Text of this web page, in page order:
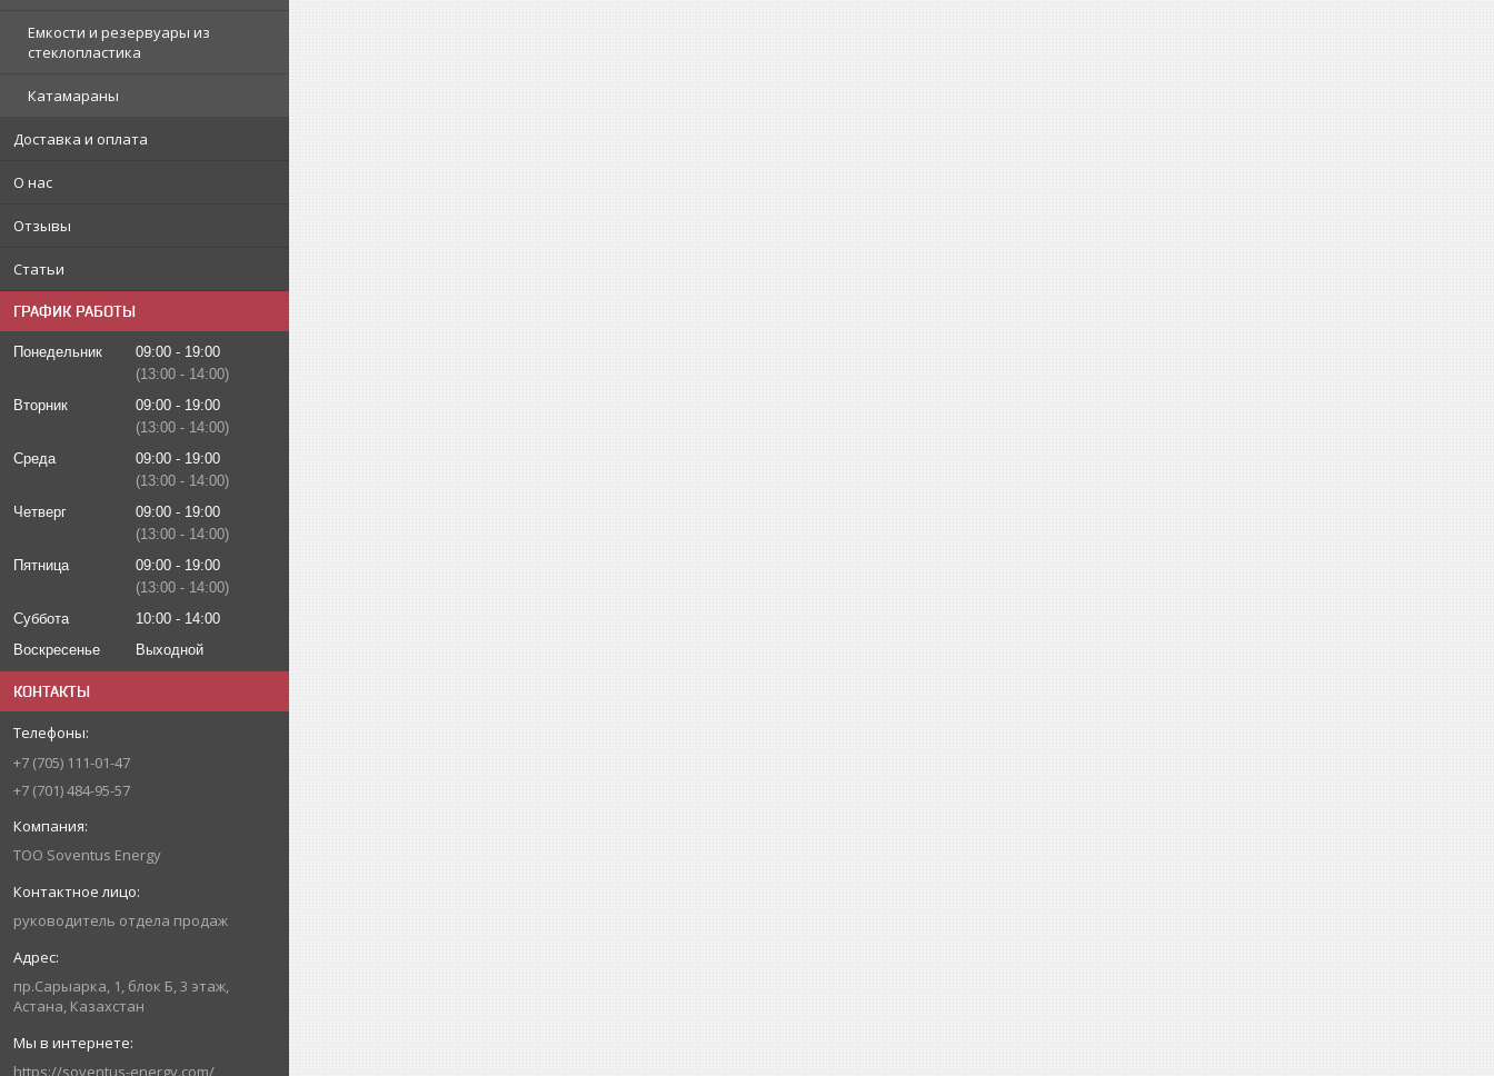
Емкости и резервуары из
стеклопластика
Катамараны
Доставка и оплата
О нас
Отзывы
Статьи
ГРАФИК РАБОТЫ
Понедельник 09:00
19:00
13:00
14:00
Вторник
09:00
19:00
13:00
14:00
Среда
09:00
19:00
13:00
14:00
Четверг
09:00
19:00
13:00
14:00
Пятница
09:00
19:00
13:00
14:00
Суббота
10:00
14:00
Воскресенье
Выходной
КОНТАКТЫ
+7 (705) 111-01-47
+7 (701) 484-95-57
ТОО Soventus Energy
руководитель отдела продаж
пр.Сарыарка, 1, блок Б, 3 этаж,
Астана, Казахстан
https://soventus-energy.com/